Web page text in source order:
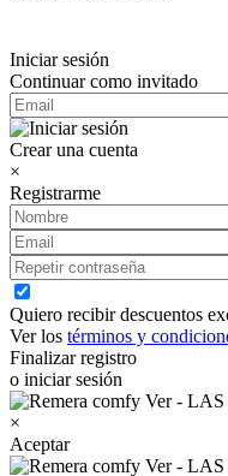
Iniciar sesión
Continuar como invitado
Crear una cuenta
×
Registrarme
Quiero recibir descuentos
Ver los términos y
Finalizar registro
o iniciar sesión
×
Aceptar